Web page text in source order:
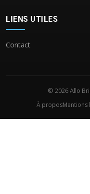
LIENS UTILES
Contact
© 2026 Allo
À proposMentions